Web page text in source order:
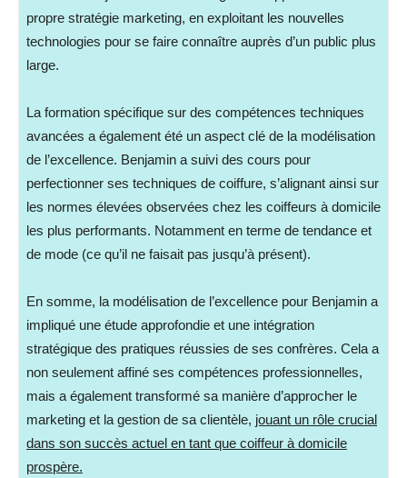
propre stratégie marketing, en exploitant les nouvelles
technologies pour se faire connaître auprès d’un public plus
large.
La formation spécifique sur des compétences techniques
avancées a également été un aspect clé de la modélisation
de l’excellence. Benjamin a suivi des cours pour
perfectionner ses techniques de coiffure, s’alignant ainsi sur
les normes élevées observées chez les coiffeurs à domicile
les plus performants. Notamment en terme de tendance et
de mode (ce qu’il ne faisait pas jusqu’à présent).
En somme, la modélisation de l’excellence pour Benjamin a
impliqué une étude approfondie et une intégration
stratégique des pratiques réussies de ses confrères. Cela a
non seulement affiné ses compétences professionnelles,
mais a également transformé sa manière d’approcher le
marketing et la gestion de sa clientèle, jouant un rôle crucial
dans son succès actuel en tant que coiffeur à domicile
prospère.